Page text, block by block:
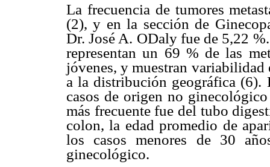
La frecuencia de tumores
(2), y en la sección de
Dr. José A. ODaly fue de 5,22
representan un 69 % de las
jóvenes, y muestran variabilidad
a la distribución geográfica (6).
casos de origen no
más frecuente fue del tubo
colon, la edad promedio de
los casos menores de 30
ginecológico.